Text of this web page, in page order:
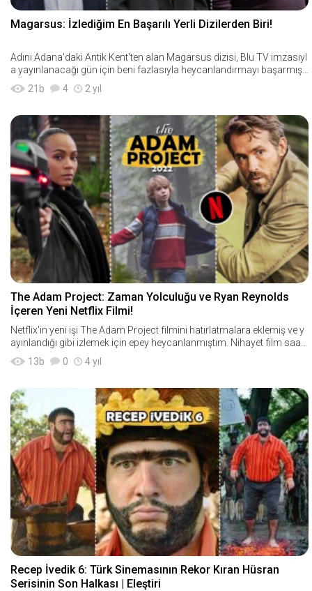
Magarsus: İzlediğim En Başarılı Yerli Dizilerden Biri!
Adını Adana'daki Antik Kent'ten alan Magarsus dizisi, Blu TV imzasıyl
a yayınlanacağı gün için beni fazlasıyla heycanlandırmayı başarmışt
ı. Üstelik dizi hak
21 b 4 2 yıl
The Adam Project: Zaman Yolculuğu ve Ryan Reynolds
İçeren Yeni Netflix Filmi!
Netflix'in yeni işi The Adam Project filmini hatırlatmalara eklemiş ve y
ayınlandığı gibi izlemek için epey heycanlanmıştım. Nihayet film saatl
er önce Netflix&#
13b 0 4 yıl
Recep İvedik 6: Türk Sinemasının Rekor Kıran Hüsran
Serisinin Son Halkası | Eleştiri